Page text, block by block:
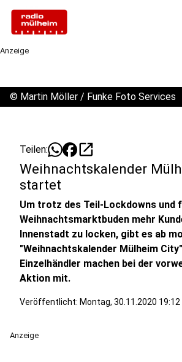
Anzeige
© Martin Möller / Funke Foto Services
Teilen: open_in_new
Weihnachtskalender
startet
Um trotz des Teil-Lockdowns und
Weihnachtsmarktbuden mehr
Innenstadt zu locken, gibt es ab
"Weihnachtskalender Mülheim
Einzelhändler machen bei der
Aktion mit.
Veröffentlicht: Montag, 30.11.2020 19:12
Anzeige